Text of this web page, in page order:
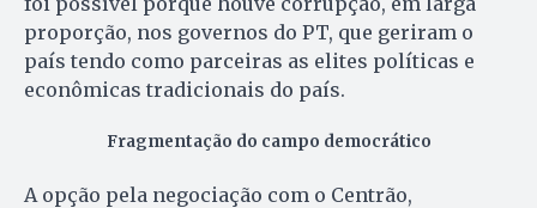
proporção, nos governos do PT, que geriram o
país tendo como parceiras as elites políticas e
econômicas tradicionais do país.
Fragmentação do campo democrático
A opção pela negociação com o Centrão,